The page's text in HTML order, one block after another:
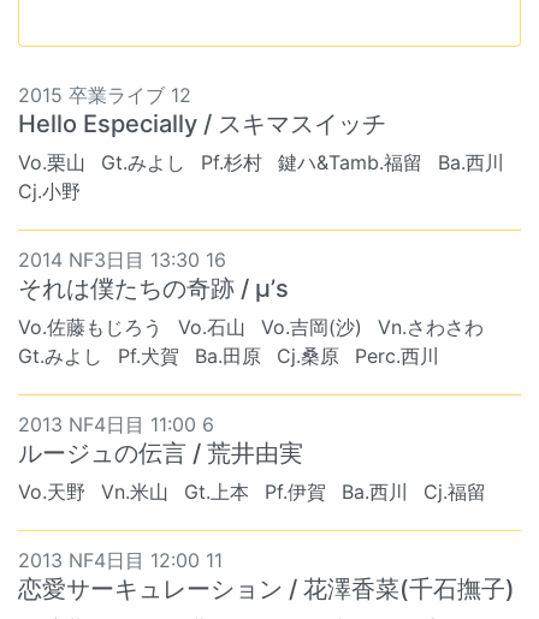
2015 卒業ライブ 12
Hello Especially / スキマスイッチ
Vo.栗山 Gt.みよし Pf.杉村 鍵ハ&Tamb.福留
Ba.西川
Cj.小野
2014 NF3日目 13:30 16
それは僕たちの奇跡 / μ’s
Vo.佐藤もじろう Vo.石山 Vo.吉岡(沙)
Vn.さわさわ
Gt.みよし
Pf.犬賀 Ba.田原 Cj.桑原 Perc.西川
2013 NF4日目 11:00 6
ルージュの伝言 / 荒井由実
Vo.天野 Vn.米山 Gt.上本 Pf.伊賀 Ba.西川 Cj.福留
2013 NF4日目 12:00 11
恋愛サーキュレーション / 花澤香菜(千石撫子)